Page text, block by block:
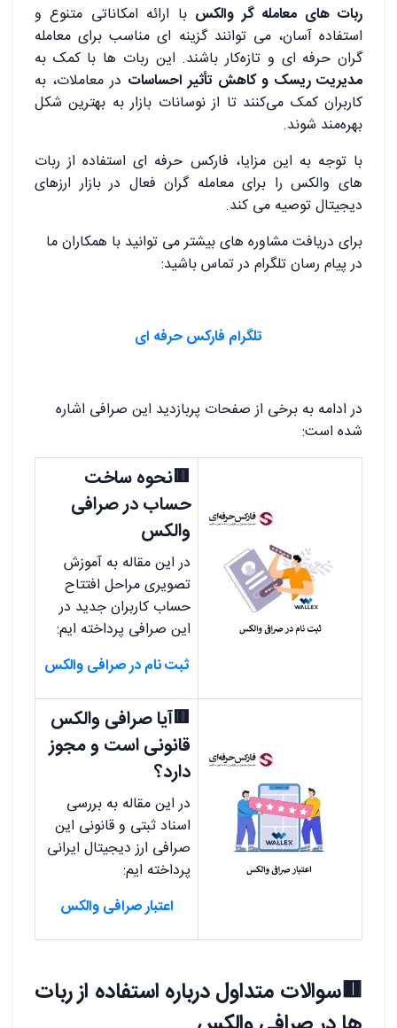
ربات ‌های معامله‌ گر والکس با ارائه امکاناتی متنوع و
استفاده آسان، می ‌توانند گزینه ‌ای مناسب برای معامله
‌گران حرفه ‌ای و تازه‌کار باشند. این ربات‌ ها با کمک به
مدیریت ریسک و کاهش تأثیر احساسات در معاملات، به
کاربران کمک می‌کنند تا از نوسانات بازار به بهترین شکل
بهره‌مند شوند.
با توجه به این مزایا، فارکس حرفه ‌ای استفاده از ربات‌
های والکس را برای معامله ‌گران فعال در بازار ارزهای
دیجیتال توصیه می‌ کند.
برای دریافت مشاوره های بیشتر می توانید با همکاران ما
در پیام رسان تلگرام در تماس باشید:
تلگرام فارکس حرفه ای
در ادامه به برخی از صفحات پربازدید این صرافی اشاره
شده است:
🟥نحوه ساخت
حساب در صرافی
والکس
در این مقاله به آموزش
تصویری مراحل افتتاح
حساب کاربران جدید در
این صرافی پرداخته ایم:
ثبت نام در صرافی والکس
🟥آیا صرافی والکس
قانونی است و مجوز
دارد؟
در این مقاله به بررسی
اسناد ثبتی و قانونی این
صرافی ارز دیجیتال ایرانی
پرداخته ایم:
اعتبار صرافی والکس
🟥سوالات متداول درباره استفاده از ربات